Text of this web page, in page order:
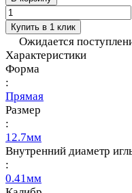
Купить в 1 клик
Ожидается
Характеристики
Форма
:
Прямая
Размер
:
12.7мм
Внутренний диаметр
:
0.41мм